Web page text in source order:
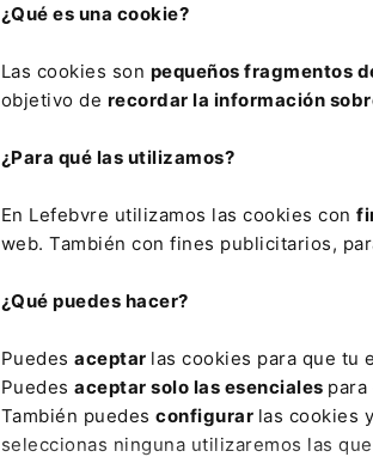
¿Qué es una cookie?
Las cookies son pequeños fragmentos
objetivo de recordar la información
¿Para qué las utilizamos?
En Lefebvre utilizamos las cookies con
web. También con fines publicitarios,
¿Qué puedes hacer?
Puedes aceptar las cookies para que tu
Puedes aceptar solo las esenciales
También puedes configurar las cookies
seleccionas ninguna utilizaremos las
del Memento ha sido
El Memento Social lo
Laboral y de Seguridad
DERECHO LABORAL
Curso Comunicaciones con la